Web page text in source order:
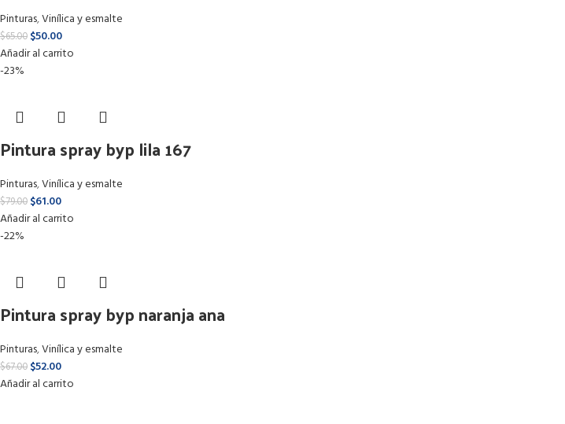
Pinturas,Vinílica y esmalte
$65.00 $50.00
Añadir al carrito
-23%
Pintura spray byp lila 167
Pinturas,Vinílica y esmalte
$79.00 $61.00
Añadir al carrito
-22%
Pintura spray byp naranja ana
Pinturas,Vinílica y esmalte
$67.00 $52.00
Añadir al carrito